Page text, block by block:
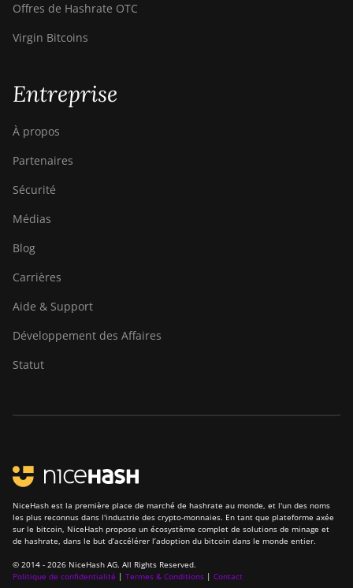
Offres de Hashrate OTC
Virgin Bitcoins
Entreprise
À propos
Partenaires
Sécurité
Médias
Blog
Carrières
Aide & Support
Développement des Affaires
Statut
NiceHash est la première place de marché de hashrate au monde, et l'un des noms
les plus reconnus dans l'industrie des crypto-monnaies. En tant que plateforme axée
sur le bitcoin, NiceHash propose un écosystème complet de solutions de minage et
de hashrate, dans le but d’accélérer l’adoption du bitcoin dans le monde entier.
© 2014 - 2026 NiceHash AG. All Rights Reserved.
Politique de confidentialité | Termes & Conditions | Contact